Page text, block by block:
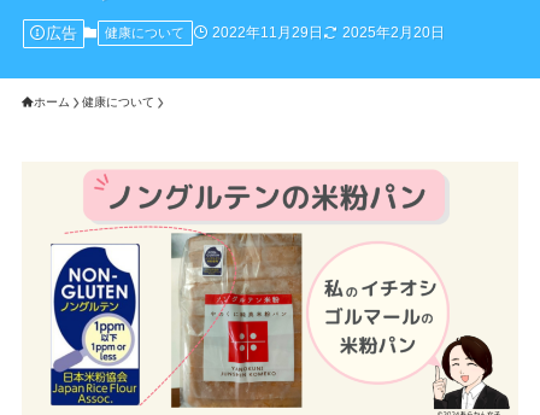
広告 健康について 2022年11月29日 2025年2月20日
ホーム 健康について